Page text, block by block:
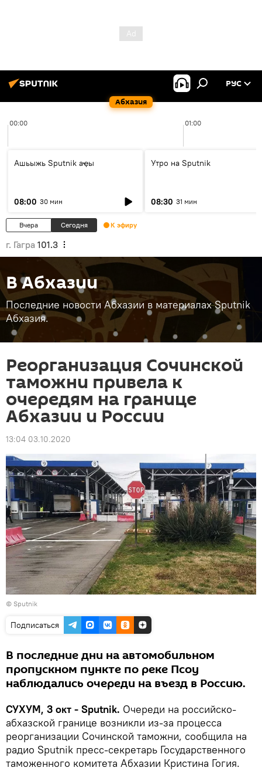
Абхазия
РУС
00:00 01:00
Ашьыжь Sputnik аҿы
08:00 30 мин
Утро на Sputnik
08:30 31 мин
Вчера Сегодня К эфиру
г. Гагра 101.3
В Абхазии
Последние новости Абхазии в материалах Sputnik
Абхазия.
Реорганизация Сочинской
таможни привела к
очередям на границе
Абхазии и России
13:04 03.10.2020
© Sputnik
Подписаться
В последние дни на автомобильном
пропускном пункте по реке Псоу
наблюдались очереди на въезд в Россию.
СУХУМ, 3 окт - Sputnik. Очереди на российско-
абхазской границе возникли из-за процесса
реорганизации Сочинской таможни, сообщила на
радио Sputnik пресс-секретарь Государственного
таможенного комитета Абхазии Кристина Гогия.